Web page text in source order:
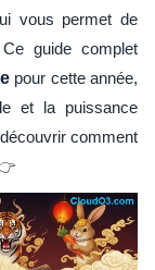
vous permet de
guide complet
pour cette année,
et la puissance
comment